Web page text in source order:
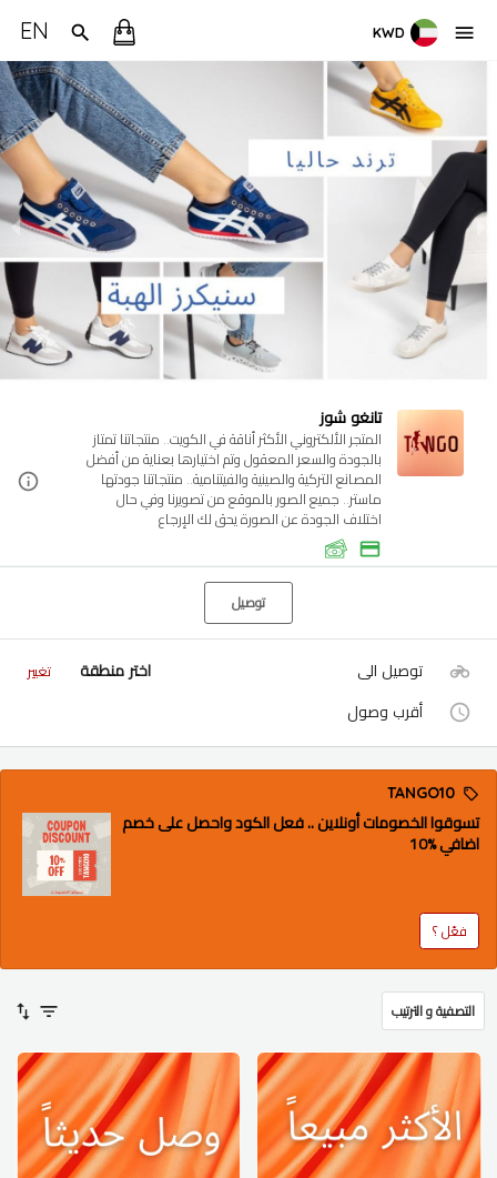
KWD
EN
تانغو شوز
المتجر الألكتروني الأكثر أناقة في الكويت.. منتجاتنا تمتاز
بالجودة والسعر المعقول وتم اختيارها بعناية من أفضل
المصانع التركية والصينية والفيتنامية.. منتجاتنا جودتها
ماستر.. جميع الصور بالموقع من تصويرنا وفي حال
اختلاف الجودة عن الصورة يحق لك الإرجاع
توصيل
توصيل الى اختر منطقة تغيير
أقرب وصول
TANGO10
تسوقوا الخصومات أونلاين .. فعل الكود واحصل على خصم
اضافي %10
فعّل ؟
التصفية و الترتيب